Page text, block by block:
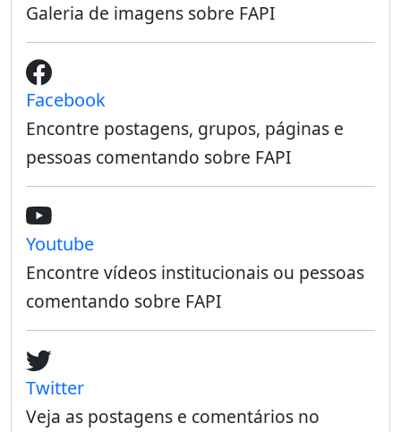
Galeria de imagens sobre FAPI
Facebook
Encontre postagens, grupos, páginas e
pessoas comentando sobre FAPI
Youtube
Encontre vídeos institucionais ou pessoas
comentando sobre FAPI
Twitter
Veja as postagens e comentários no